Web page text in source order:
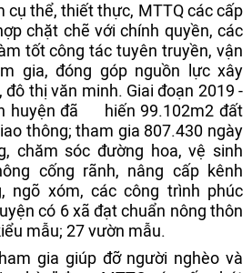
cụ thể, thiết thực, MTTQ các cấp
chặt chẽ với chính quyền, các
tốt công tác tuyên truyền, vận
gia, đóng góp nguồn lực xây
thị văn minh. Giai đoạn 2019 -
huyện đã hiến 99.102m2 đất
thông; tham gia 807.430 ngày
chăm sóc đường hoa, vệ sinh
cống rãnh, nâng cấp kênh
ngõ xóm, các công trình phúc
có 6 xã đạt chuẩn nông thôn
mẫu; 27 vườn mẫu.
gia giúp đỡ người nghèo và